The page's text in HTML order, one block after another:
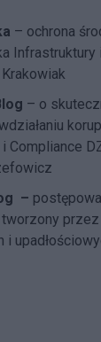
– ochrona
Infrastruktury
– o
Compliance
–
tworzony
i